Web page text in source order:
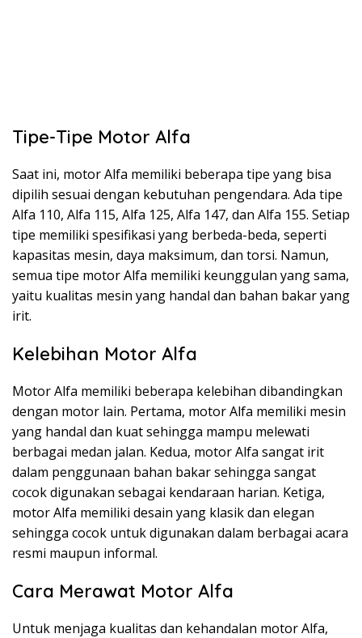
Tipe-Tipe Motor Alfa
Saat ini, motor Alfa memiliki beberapa tipe yang bisa
dipilih sesuai dengan kebutuhan pengendara. Ada tipe
Alfa 110, Alfa 115, Alfa 125, Alfa 147, dan Alfa 155. Setiap
tipe memiliki spesifikasi yang berbeda-beda, seperti
kapasitas mesin, daya maksimum, dan torsi. Namun,
semua tipe motor Alfa memiliki keunggulan yang sama,
yaitu kualitas mesin yang handal dan bahan bakar yang
irit.
Kelebihan Motor Alfa
Motor Alfa memiliki beberapa kelebihan dibandingkan
dengan motor lain. Pertama, motor Alfa memiliki mesin
yang handal dan kuat sehingga mampu melewati
berbagai medan jalan. Kedua, motor Alfa sangat irit
dalam penggunaan bahan bakar sehingga sangat
cocok digunakan sebagai kendaraan harian. Ketiga,
motor Alfa memiliki desain yang klasik dan elegan
sehingga cocok untuk digunakan dalam berbagai acara
resmi maupun informal.
Cara Merawat Motor Alfa
Untuk menjaga kualitas dan kehandalan motor Alfa,